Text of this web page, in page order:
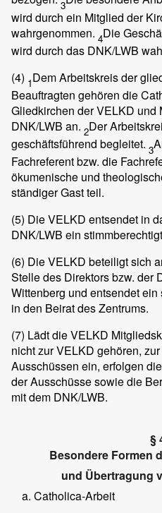
3
wird durch ein Mitglied der
wahrgenommen. 4Die
wird durch das DNK/LWB
(4) 1Dem Arbeitskreis der
Beauftragten gehören die
Gliedkirchen der VELKD und
DNK/LWB an. 2Der
geschäftsführend begleitet. 3
Fachreferent bzw. die
ökumenische und
ständiger Gast teil.
(5) Die VELKD entsendet in
DNK/LWB ein
(6) Die VELKD beteiligt sich
Stelle des Direktors bzw. der
Wittenberg und entsendet
in den Beirat des Zentrums.
(7) Lädt die VELKD
nicht zur VELKD gehören,
Ausschüssen ein, erfolgen
der Ausschüsse sowie die
mit dem DNK/LWB.
§
Besondere Formen
und Übertragung
Catholica-Arbeit